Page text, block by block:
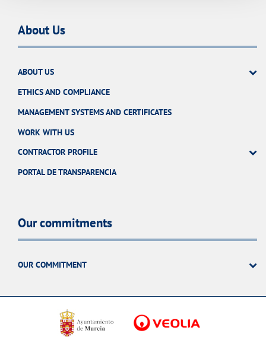
About Us
ABOUT US
ETHICS AND COMPLIANCE
MANAGEMENT SYSTEMS AND CERTIFICATES
WORK WITH US
CONTRACTOR PROFILE
PORTAL DE TRANSPARENCIA
Our commitments
OUR COMMITMENT